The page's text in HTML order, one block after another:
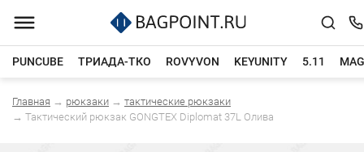
PUNCUBE ТРИАДА-ТКО ROVYVON KEYUNITY 5.11
Каталог товаров
Главная → рюкзаки → тактические рюкзаки
→ Тактический рюкзак GONGTEX Diplomat 37L Олива